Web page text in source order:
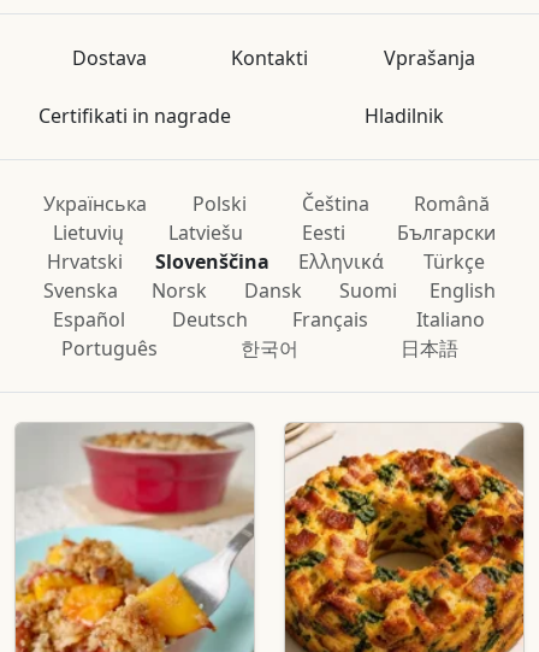
Dostava Kontakti Vprašanja
Certifikati in nagrade Hladilnik
Українська Polski Čeština
Română
Lietuvių
Latviešu Eesti
Български
Hrvatski
Slovenščina Ελληνικά
Türkçe
Svenska
Norsk Dansk Suomi
English
Español
Deutsch Français
Italiano
Português
한국어 日本語